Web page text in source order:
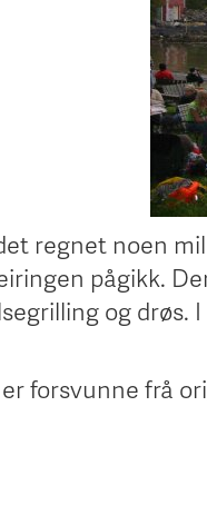
regnet noen
pågikk.
og drøs.
forsvunne frå